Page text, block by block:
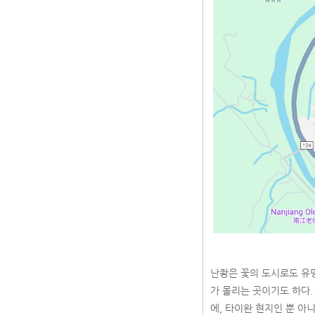
난좡은 꽃의 도시로도
가 몰리는 곳이기도 하
에, 타이완 현지인 뿐 아